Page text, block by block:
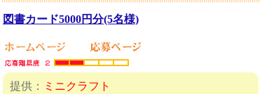
図書カード5000円分(5名様)
提供： ミニクラフト